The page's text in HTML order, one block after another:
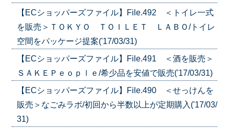
【ECショッパーズファイル】File.492 ＜トイレ一式
を販売＞ＴＯＫＹＯ ＴＯＩＬＥＴ ＬＡＢＯ/トイレ
空間をパッケージ提案('17/03/31)
【ECショッパーズファイル】File.491 ＜酒を販売＞
ＳＡＫＥＰｅｏｐｌｅ/希少品を安値で販売('17/03/31)
【ECショッパーズファイル】File.490 ＜せっけんを
販売＞なごみラボ/初回から半数以上が定期購入('17/03/
31)